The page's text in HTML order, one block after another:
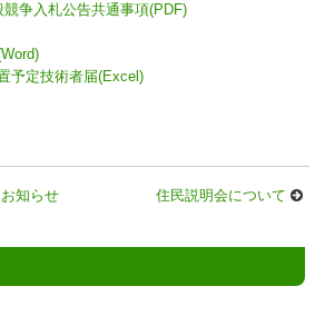
争入札公告共通事項(PDF)
予定技術者届(Excel)
知らせ 住民説明会について